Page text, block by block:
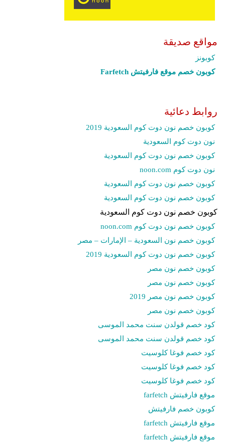
مواقع صديقة
كوبونز
كوبون خصم موقع فارفيتش Farfetch‎
روابط دعائية
كوبون خصم نون دوت كوم السعودية 2019
نون دوت كوم السعودية
كوبون خصم نون دوت كوم السعودية
نون دوت كوم noon.com
كوبون خصم نون دوت كوم السعودية
كوبون خصم نون دوت كوم السعودية
كوبون خصم نون دوت كوم السعودية
كوبون خصم نون دوت كوم noon.com
كوبون خصم نون السعودية – الإمارات – مصر
كوبون خصم نون دوت كوم السعودية 2019
كوبون خصم نون مصر
كوبون خصم نون مصر
كوبون خصم نون مصر 2019
كوبون خصم نون مصر
كود خصم قولدن سنت محمد الموسى
كود خصم قولدن سنت محمد الموسى
كود خصم فوغا كلوسيت
كود خصم فوغا كلوسيت
كود خصم فوغا كلوسيت
موقع فارفيتش farfetch
كوبون خصم فارفيتش
موقع فارفيتش farfetch
موقع فارفيتش farfetch